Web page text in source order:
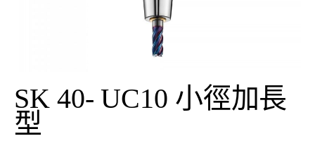
SK 40- UC10 小徑加長
型